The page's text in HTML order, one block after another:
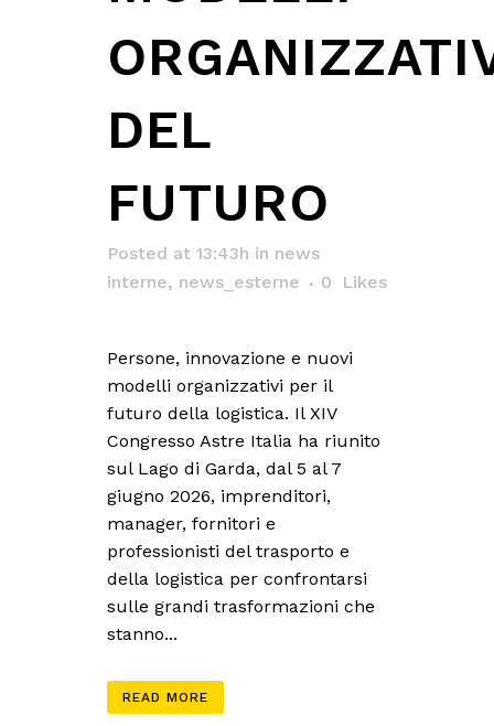
DEL
FUTURO
Posted at 13:43h in news
interne, news_esterne 0 Likes
Persone, innovazione e nuovi
modelli organizzativi per il
futuro della logistica. Il XIV
Congresso Astre Italia ha riunito
sul Lago di Garda, dal 5 al 7
giugno 2026, imprenditori,
manager, fornitori e
professionisti del trasporto e
della logistica per confrontarsi
sulle grandi trasformazioni che
stanno...
READ MORE